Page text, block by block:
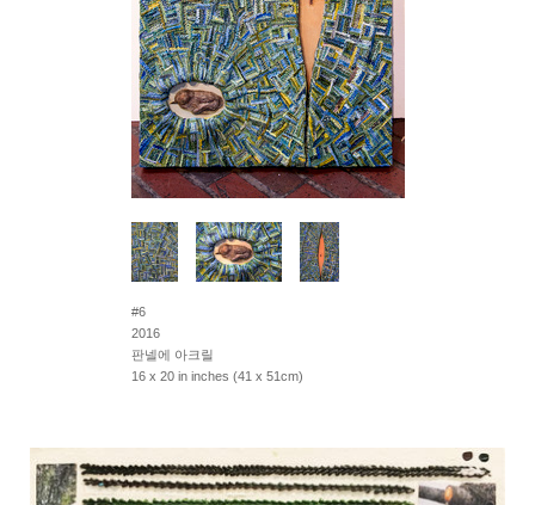
#6
2016
판넬에 아크릴
16 x 20 in inches (41 x 51cm)